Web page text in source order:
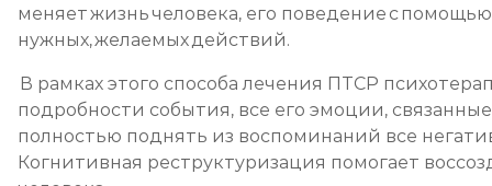
меняет жизнь человека, его поведение с
нужных, желаемых действий.
В рамках этого способа лечения ПТСР
подробности события, все его эмоции,
полностью поднять из воспоминаний все
Когнитивная реструктуризация помогает